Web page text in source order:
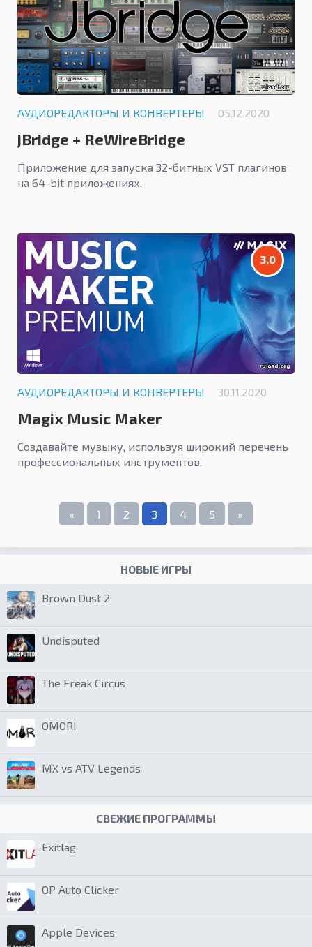
АУДИОРЕДАКТОРЫ И КОНВЕРТЕРЫ 05.12.2020
jBridge + ReWireBridge
Приложение для запуска 32-битных VST плагинов
на 64-bit приложениях.
3.0
АУДИОРЕДАКТОРЫ И КОНВЕРТЕРЫ 30.11.2020
Magix Music Maker
Создавайте музыку, используя широкий перечень
профессиональных инструментов.
« 1 2 3 4 5 »
НОВЫЕ ИГРЫ
Brown Dust 2
Undisputed
The Freak Circus
OMORI
MX vs ATV Legends
СВЕЖИЕ ПРОГРАММЫ
Exitlag
OP Auto Clicker
Apple Devices